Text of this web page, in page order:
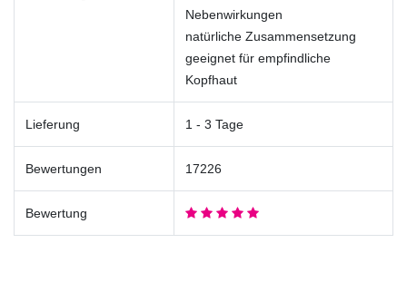
Nebenwirkungen
natürliche Zusammensetzung
geeignet für empfindliche
Kopfhaut
Lieferung 1 - 3 Tage
Bewertungen 17226
Bewertung